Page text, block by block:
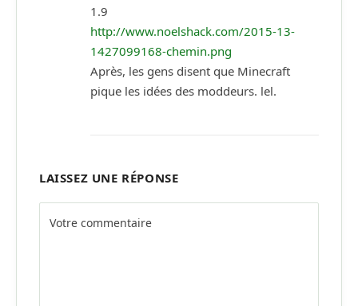
1.9
http://www.noelshack.com/2015-13-
1427099168-chemin.png
Après, les gens disent que Minecraft
pique les idées des moddeurs. lel.
LAISSEZ UNE RÉPONSE